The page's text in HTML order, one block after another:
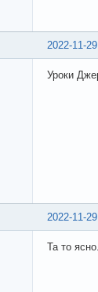
2022-11-
Уроки
2022-11-
Та то